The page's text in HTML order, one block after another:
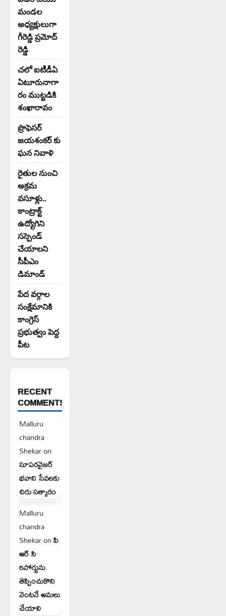
మండల
అధ్యక్షులుగా
గీరెడ్డి ప్రమోద్
రెడ్డి
చలో ఐటీడీఏ
ఏటూరునాగా
రం ముట్టడికి
శంఖారావం
ప్రొఫెసర్
జయశంకర్ కు
ఘన నివాళి
రైతుల నుంచి
అక్రమ
వసూళ్లు..
కాంట్రాక్ట్
ఉద్యోగిని
సస్పెండ్
చేయాలని
సీపీఎం
డిమాండ్
పేద వర్గాల
సంక్షేమానికి
కాంగ్రెస్
ప్రభుత్వం పెద్ద
పీట
RECENT
COMMENTS
Malluru
chandra
Shekaron
సూపరవైజర్
భవాని సేవలకు
చిరు సత్కారం
Malluru
chandra
Shekaronపి
ఆర్ సి
రిపోర్టును
తెప్పించుకొని
వెంటనే అమలు
చేయాలి